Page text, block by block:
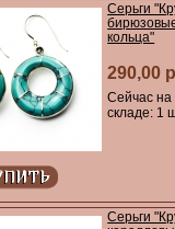
Серьги
кольца"
290,00
Сейчас на
складе: 1
Серьги